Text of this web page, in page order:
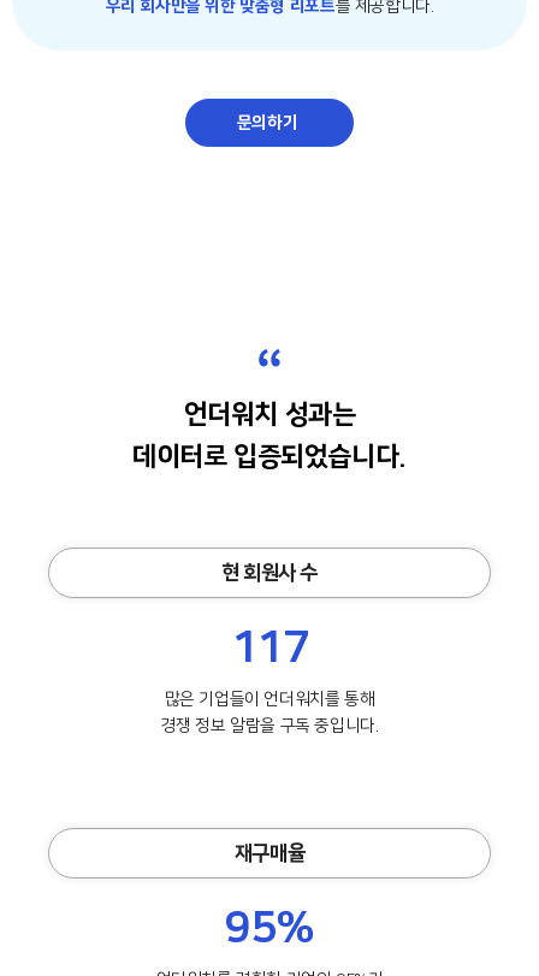
우리 회사만을 위한 맞춤형 리포트를 제공합니다.
문의하기
“
언더워치 성과는
데이터로 입증되었습니다.
현 회원사 수
117
많은 기업들이 언더워치를 통해
경쟁 정보 알람을 구독 중입니다.
재구매율
95%